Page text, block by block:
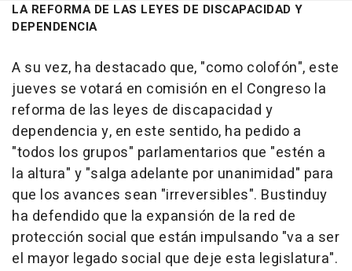
LA REFORMA DE LAS LEYES DE DISCAPACIDAD Y
DEPENDENCIA
A su vez, ha destacado que, "como colofón", este
jueves se votará en comisión en el Congreso la
reforma de las leyes de discapacidad y
dependencia y, en este sentido, ha pedido a
"todos los grupos" parlamentarios que "estén a
la altura" y "salga adelante por unanimidad" para
que los avances sean "irreversibles". Bustinduy
ha defendido que la expansión de la red de
protección social que están impulsando "va a ser
el mayor legado social que deje esta legislatura".